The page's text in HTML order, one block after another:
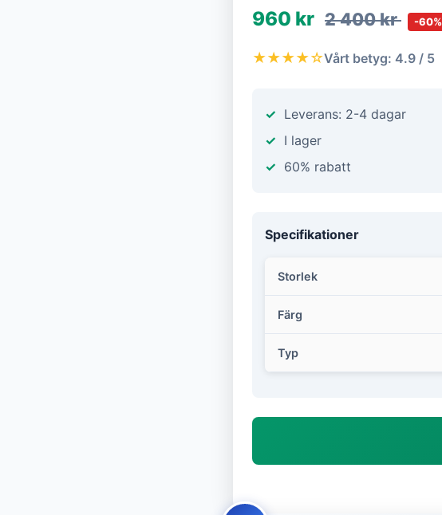
960 kr 2 400 kr -60%
★★★★☆Vårt betyg: 4.9 / 5
Leverans: 2-4 dagar
I lager
60% rabatt
Specifikationer
Storlek
Färg
Typ